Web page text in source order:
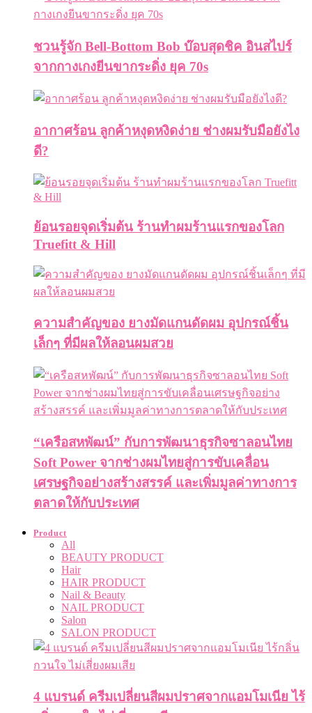
ชวนรู้จัก Bell-Bottom Bob บ๊อบสุดชิค อินสไปร์
จากกางเกงยีนขากระดิ่ง ยุค 70s
อากาศร้อน ลูกค้าหงุดหงิดง่าย ช่างผมรับมือยังไง
ดี?
ย้อนรอยจุดเริ่มต้น ร้านทำผมร้านแรกของโลก
Truefitt & Hill
ความสำคัญของ ยางมัดแกนดัดผม อุปกรณ์ชิ้น
เล็กๆ ที่มีผลให้ลอนผมสวย
“เครือสหพัฒน์” กับการพัฒนาธุรกิจซาลอนไทย
Soft Power จากช่างผมไทยสู่การขับเคลื่อน
เศรษฐกิจอย่างสร้างสรรค์ และเพิ่มมูลค่าทางการ
ตลาดให้กับประเทศ
Product
All
BEAUTY PRODUCT
Hair
HAIR PRODUCT
Nail & Beauty
NAIL PRODUCT
Salon
SALON PRODUCT
4 แบรนด์ ครีมเปลี่ยนสีผมปราศจากแอมโมเนีย ไร้